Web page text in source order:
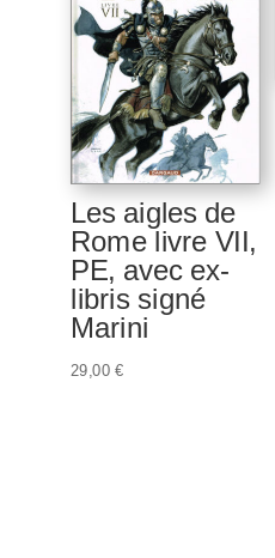
Les aigles de
Rome livre VII,
PE, avec ex-
libris signé
Marini
29,00 €